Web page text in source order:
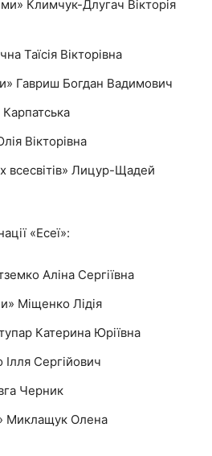
Климчук-Длугач Вікторія
Таїсія Вікторівна
Гавриш Богдан Вадимович
Вікторівна
всесвітів» Лицур-Щадей
«Есеї»:
Аліна Сергіївна
Міщенко Лідія
Катерина Юріївна
Ілля Сергійович
Черник
Миклащук Олена